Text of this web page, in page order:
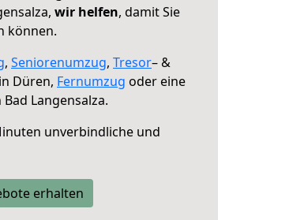
wir helfen, damit Sie
können.
, Seniorenumzug, Tresor– &
in Düren, Fernumzug oder eine
Langensalza.
unverbindliche und
erhalten